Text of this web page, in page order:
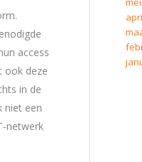
access
ook deze
in de
niet een
netwerk